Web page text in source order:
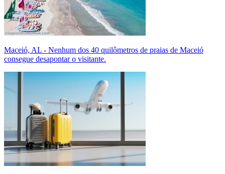
Maceió, AL - Nenhum dos 40 quilômetros de praias de Maceió
consegue desapontar o visitante.